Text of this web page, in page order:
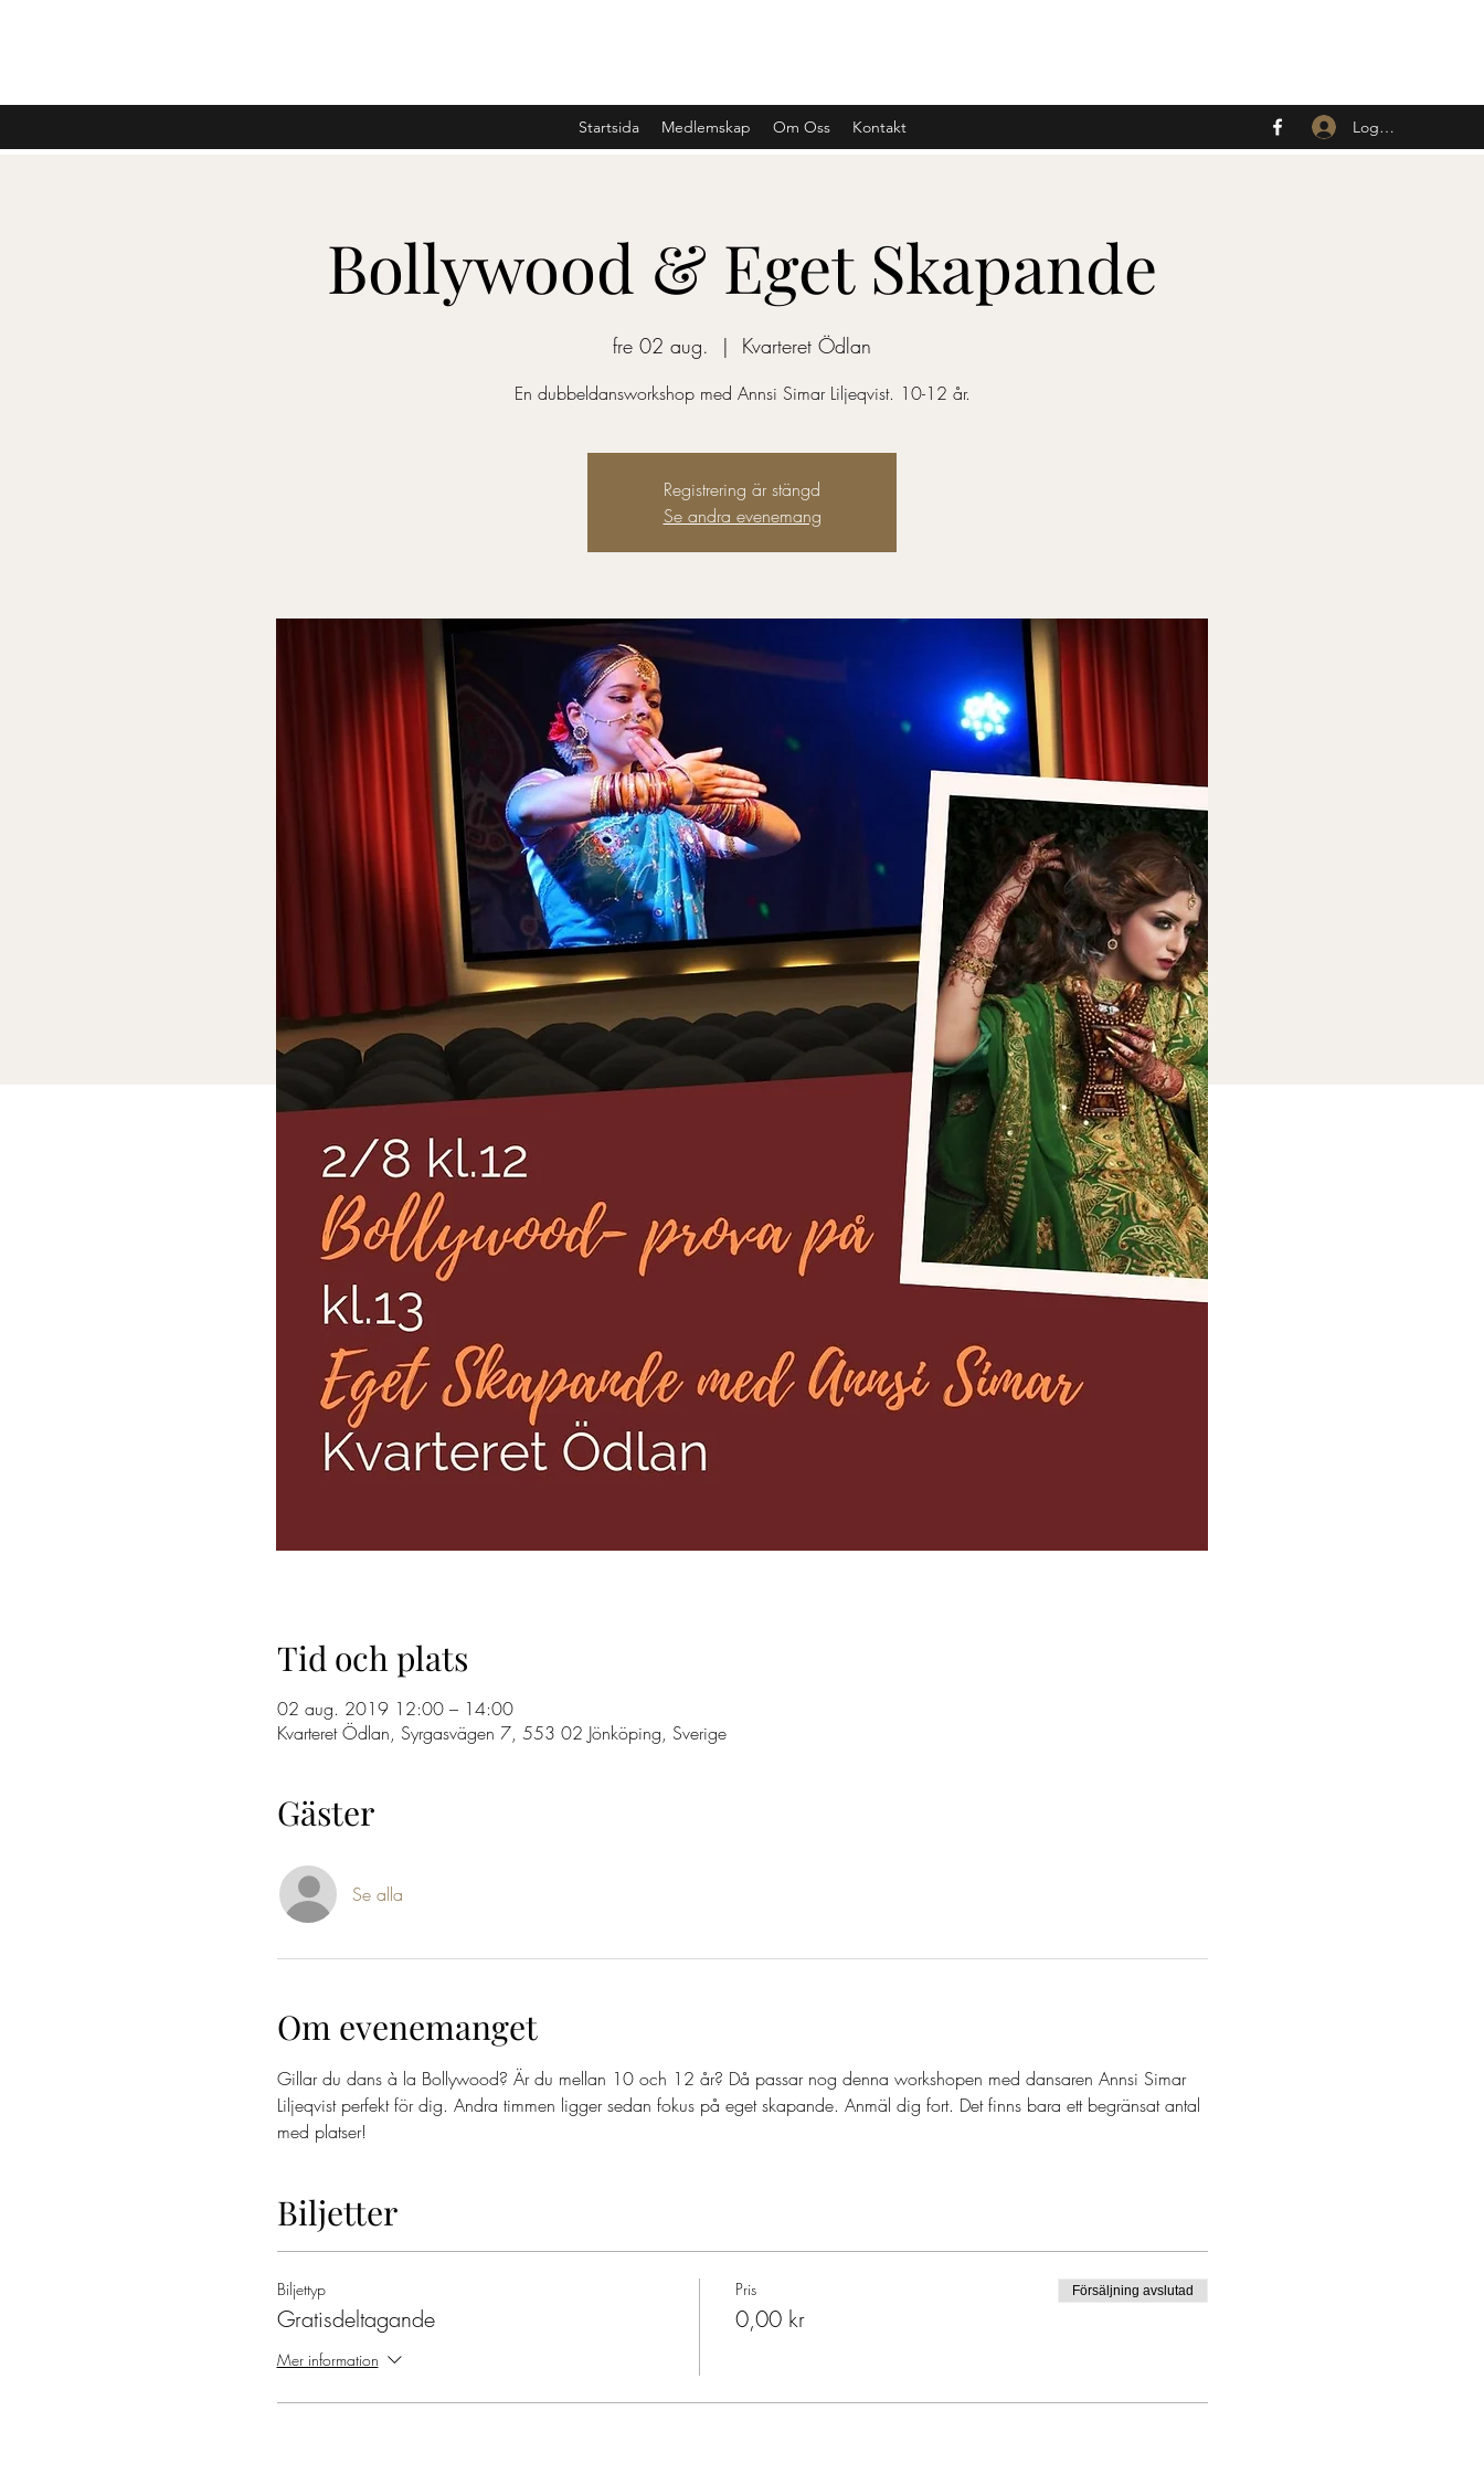
Startsida Medlemskap Om Oss Kontakt Logga in
Bollywood & Eget Skapande
fre 02 aug.
  |
Kvarteret Ödlan
En dubbeldansworkshop med Annsi Simar Liljeqvist. 10-12 år.
Registrering är stängd
Se andra evenemang
Tid och plats
02 aug. 2019 12:00 – 14:00
Kvarteret Ödlan, Syrgasvägen 7, 553 02 Jönköping, Sverige
Gäster
Se alla
Om evenemanget
Gillar du dans à la Bollywood? Är du mellan 10 och 12 år? Då passar nog denna workshopen med dansaren Annsi Simar
Liljeqvist perfekt för dig. Andra timmen ligger sedan fokus på eget skapande. Anmäl dig fort. Det finns bara ett begränsat antal
med platser!
Biljetter
Biljettyp
Gratisdeltagande
Mer information
Pris
0,00 kr
Försäljning avslutad